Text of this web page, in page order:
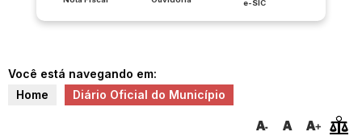
e-SIC
Você está navegando em:
Home
Diário Oficial do Município